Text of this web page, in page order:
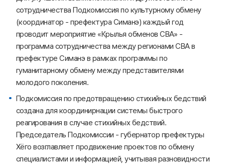
сотрудничества Подкомиссия по культурному обмену
(координатор - префектура Симанэ) каждый год
проводит мероприятие «Крылья обменов СВА» -
программа сотрудничества между регионами СВА в
префектуре Симанэ в рамках программы по
гуманитарному обмену между представителями
молодого поколения.
Подкомиссия по предотвращению стихийных бедствий
создана для координирнации системы быстрого
реагирования в случае стихийных бедствий.
Председатель Подкомиссии - губернатор префектуры
Хёго возглавляет продвижение проектов по обмену
специалистами и информацией, учитывая разновидности